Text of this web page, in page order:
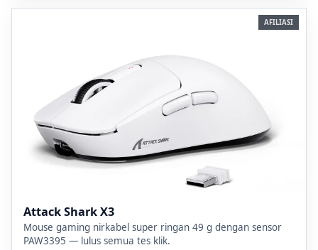
AFILIASI
Attack Shark X3
Mouse gaming nirkabel super ringan 49 g dengan sensor
PAW3395 — lulus semua tes klik.